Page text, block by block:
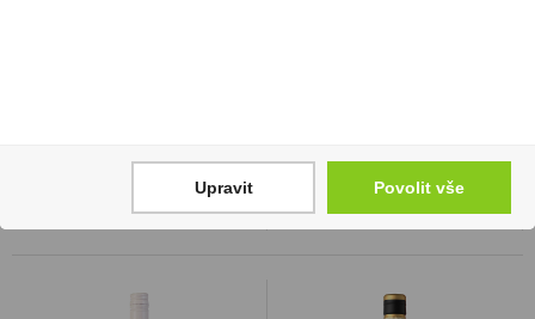
Upravit Povolit vše